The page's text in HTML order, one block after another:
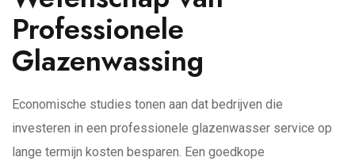
Professionele
Glazenwassing
Economische studies tonen aan dat bedrijven die
investeren in een professionele glazenwasser service op
lange termijn kosten besparen. Een goedkope